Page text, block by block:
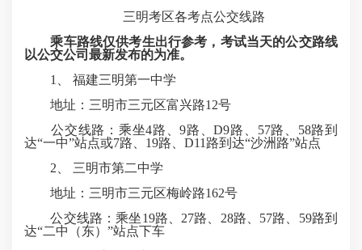
三明考区各考点公交线路
乘车路线仅供考生出行参考，考试当天的公交路线
以公交公司最新发布的为准。
1、 福建三明第一中学
地址：三明市三元区富兴路12号
公交线路：乘坐4路、9路、D9路、57路、58路到
达“一中”站点或7路、19路、D11路到达“沙洲路”站点
2、 三明市第二中学
地址：三明市三元区梅岭路162号
公交线路：乘坐19路、27路、28路、57路、59路到
达“二中（东）”站点下车